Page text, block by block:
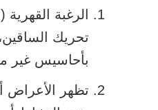
الرغبة
تحريك
بأحاسيس غير
تظهر الأعراض